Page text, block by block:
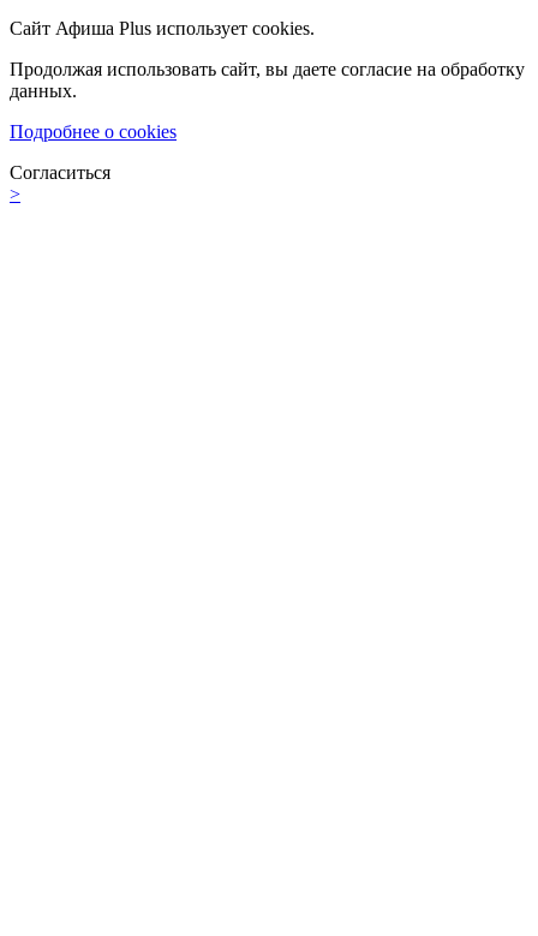
Сайт Афиша Plus использует cookies.
Продолжая использовать сайт, вы даете согласие на обработку
данных.
Подробнее о cookies
Согласиться
>